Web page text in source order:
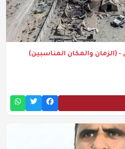
- (الزمان والمكان المناسبين)